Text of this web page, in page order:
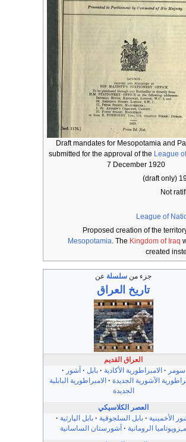
Draft mandates for Mesopotamia and
submitted for the approval of the League
7 December 1920
1920
Not
League of
Proposed creation of the
Mesopotamia. The Kingdom of Iraq
created
جزء من سلسلة عن
تاريخ العراق
العراق القديم
سومر
الامبراطورية الأكادية بابل
آشور
الآشورية الجديدة
الامبراطورية البابلية
الجديدة
العصر الكلاسيكي
الأخمينية
بابل السلجوقية
بابل الپارثية
مـِزوپوتاميا الرومانية
آشورستان الساسانية